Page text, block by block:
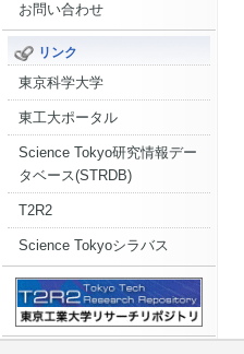
お問い合わせ
リンク
東京科学大学
東工大ポータル
Science Tokyo研究情報デー
タベース(STRDB)
T2R2
Science Tokyoシラバス